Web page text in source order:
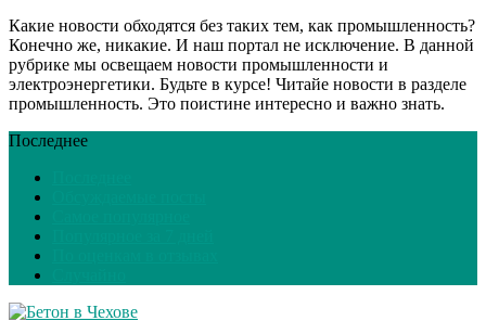
Какие новости обходятся без таких тем, как промышленность?
Конечно же, никакие. И наш портал не исключение. В данной
рубрике мы освещаем новости промышленности и
электроэнергетики. Будьте в курсе! Читайе новости в разделе
промышленность. Это поистине интересно и важно знать.
Последнее